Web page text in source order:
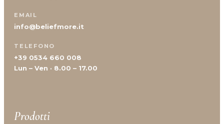
EMAIL
info@beliefmore.it
TELEFONO
+39 0534 660 008
Lun – Ven · 8.00 – 17.00
Prodotti